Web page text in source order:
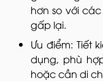
hơn so với
gấp lại.
Ưu điểm: Tiết
dụng, phù
hoặc cần di